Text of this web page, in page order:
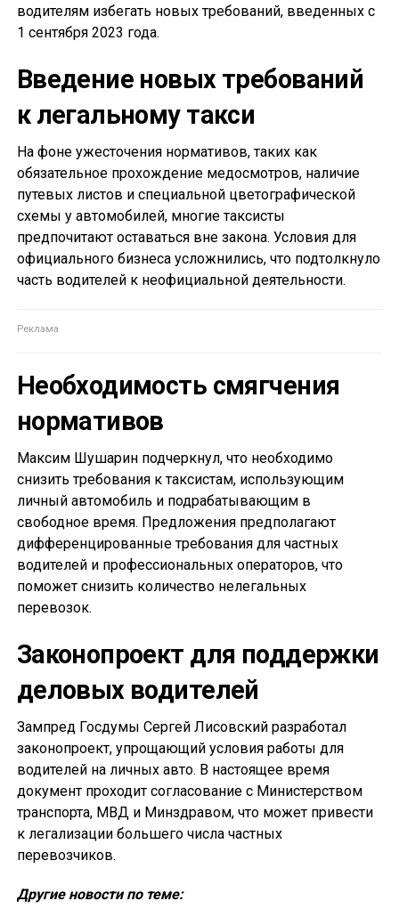
водителям избегать новых требований, введенных с
1 сентября 2023 года.
Введение новых требований
к легальному такси
На фоне ужесточения нормативов, таких как
обязательное прохождение медосмотров, наличие
путевых листов и специальной цветографической
схемы у автомобилей, многие таксисты
предпочитают оставаться вне закона. Условия для
официального бизнеса усложнились, что подтолкнуло
часть водителей к неофициальной деятельности.
Необходимость смягчения
нормативов
Максим Шушарин подчеркнул, что необходимо
снизить требования к таксистам, использующим
личный автомобиль и подрабатывающим в
свободное время. Предложения предполагают
дифференцированные требования для частных
водителей и профессиональных операторов, что
поможет снизить количество нелегальных
перевозок.
Законопроект для поддержки
деловых водителей
Зампред Госдумы Сергей Лисовский разработал
законопроект, упрощающий условия работы для
водителей на личных авто. В настоящее время
документ проходит согласование с Министерством
транспорта, МВД и Минздравом, что может привести
к легализации большего числа частных
перевозчиков.
Другие новости по теме: